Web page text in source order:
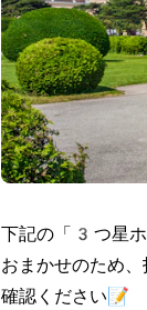
下記の「3つ星ホ
おまかせのため
確認ください📝